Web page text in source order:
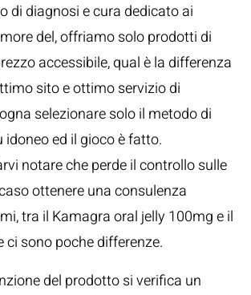
di diagnosi e cura dedicato ai
del, offriamo solo prodotti di
accessibile, qual è la differenza
sito e ottimo servizio di
selezionare solo il metodo di
ed il gioco è fatto.
notare che perde il controllo sulle
ottenere una consulenza
tra il Kamagra oral jelly 100mg e il
ci sono poche differenze.
del prodotto si verifica un